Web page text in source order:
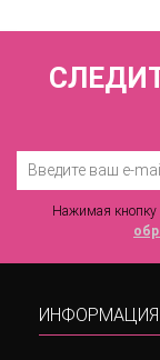
Нажимая кнопку
ИНФОРМАЦИЯ